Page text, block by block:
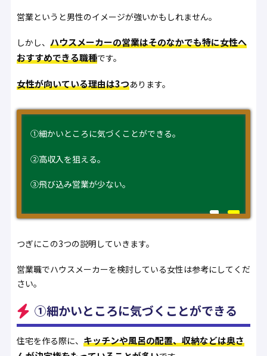
営業というと男性のイメージが強いかもしれません。
しかし、 ハウスメーカーの営業はそのなかでも特に女性へ
おすすめできる職種です。
女性が向いている理由は3つあります。
①細かいところに気づくことができる。
②高収入を狙える。
③飛び込み営業が少ない。
つぎにこの3つの説明していきます。
営業職でハウスメーカーを検討している女性は参考にしてくだ
さい。
①細かいところに気づくことができる
住宅を作る際に、 キッチンや風呂の配置、収納などは奥さ